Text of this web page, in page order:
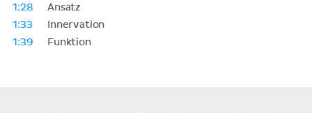
1:28
Ansatz
1:33
Innervation
1:39
Funktion